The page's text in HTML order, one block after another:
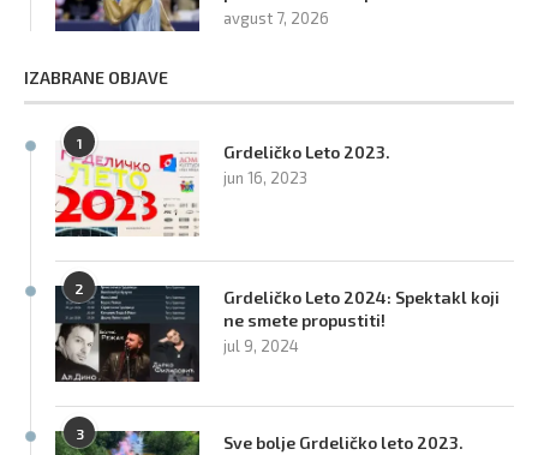
avgust 7, 2026
IZABRANE OBJAVE
1 Grdeličko Leto 2023.
jun 16, 2023
2
Grdeličko Leto 2024: Spektakl koji
ne smete propustiti!
jul 9, 2024
3 Sve bolje Grdeličko leto 2023.